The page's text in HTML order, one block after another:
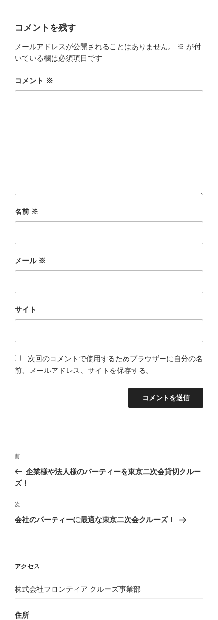
コメントを残す
メールアドレスが公開されることはありません。 ※ が付
いている欄は必須項目です
コメント ※
名前 ※
メール ※
サイト
次回のコメントで使用するためブラウザーに自分の名
前、メールアドレス、サイトを保存する。
投
ナ
ゲ
ー
前
の
投
前
企業様や法人様のパーティーを東京二次会貸切クルー
ズ！
次
の
次
会社のパーティーに最適な東京二次会クルーズ！
アクセス
株式会社フロンティア クルーズ事業部
住所